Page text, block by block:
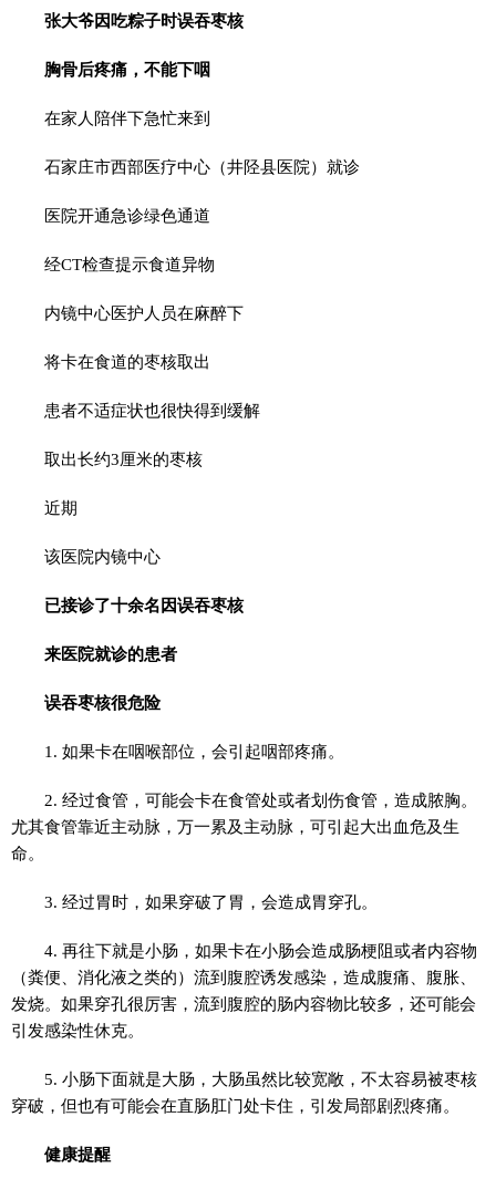
张大爷因吃粽子时误吞枣核
胸骨后疼痛，不能下咽
在家人陪伴下急忙来到
石家庄市西部医疗中心（井陉县医院）就诊
医院开通急诊绿色通道
经CT检查提示食道异物
内镜中心医护人员在麻醉下
将卡在食道的枣核取出
患者不适症状也很快得到缓解
取出长约3厘米的枣核
近期
该医院内镜中心
已接诊了十余名因误吞枣核
来医院就诊的患者
误吞枣核很危险
1. 如果卡在咽喉部位，会引起咽部疼痛。
2. 经过食管，可能会卡在食管处或者划伤食管，造成脓胸。
尤其食管靠近主动脉，万一累及主动脉，可引起大出血危及生
命。
3. 经过胃时，如果穿破了胃，会造成胃穿孔。
4. 再往下就是小肠，如果卡在小肠会造成肠梗阻或者内容物
（粪便、消化液之类的）流到腹腔诱发感染，造成腹痛、腹胀、
发烧。如果穿孔很厉害，流到腹腔的肠内容物比较多，还可能会
引发感染性休克。
5. 小肠下面就是大肠，大肠虽然比较宽敞，不太容易被枣核
穿破，但也有可能会在直肠肛门处卡住，引发局部剧烈疼痛。
健康提醒